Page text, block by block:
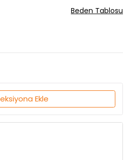
Ekle